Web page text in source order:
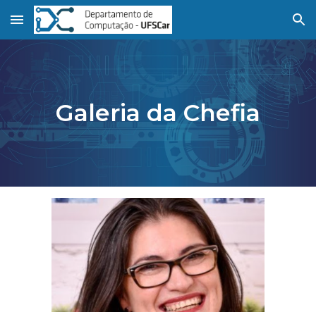
Skip to main content Skip to navigation
Galeria da Chefia